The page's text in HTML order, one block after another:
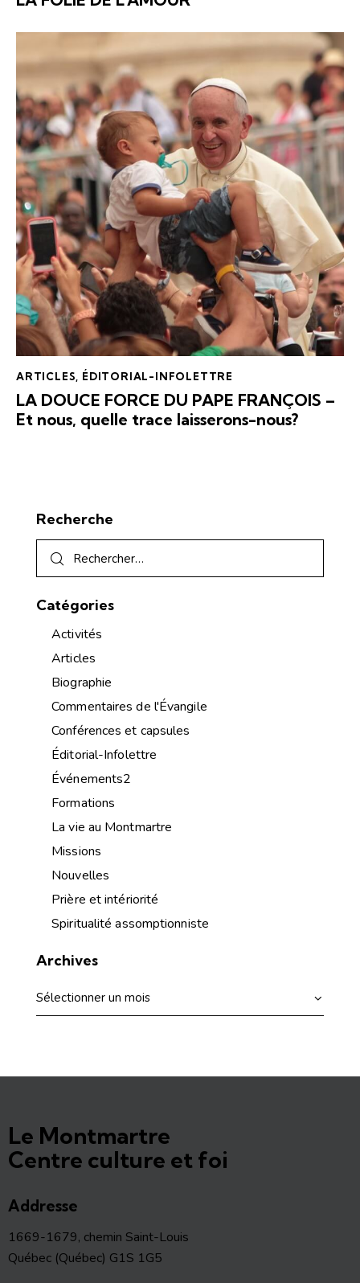
ARTICLES ÉDITORIAL-INFOLETTRE
LA DOUCE FORCE DU PAPE FRANÇOIS –
Et nous, quelle trace laisserons-nous?
Recherche
Catégories
Activités
Articles
Biographie
Commentaires de l'Évangile
Conférences et capsules
Éditorial-Infolettre
Événements2
Formations
La vie au Montmartre
Missions
Nouvelles
Prière et intériorité
Spiritualité assomptionniste
Archives
Le Montmartre
Centre culture et foi
Addresse
1669-1679, chemin Saint-Louis
Québec (Québec) G1S 1G5